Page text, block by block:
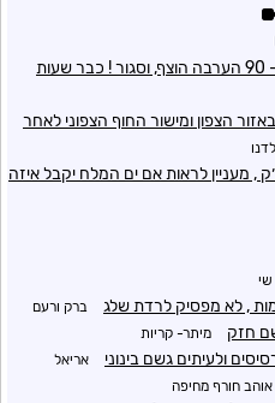
זרימה חזקה בנחל ערוגות, כביש- 90 הערבה הוצף, וסגור ! כבר שעות
הצפון ומישור החוף הצפוני לאחר
הדרומי בספיקה של 137 מ״ק , מעניין לראות אם ים המלח יקבל איזה
שי
, לא מפסיק לרדת שלג ברק ורעם
חזק מיתר- קריות
ולעיתים גשם בינוני אריאל
אוהב חורף מחיפה